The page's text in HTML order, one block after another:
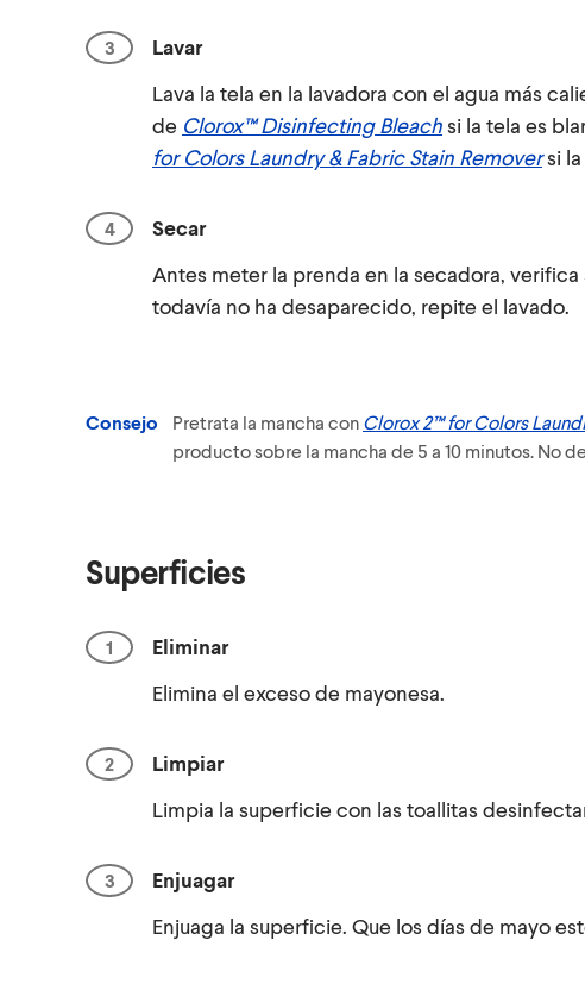
Lavar
Lava la tela en la lavadora con el agua más
de Clorox™ Disinfecting Bleachsi la tela es
for Colors Laundry & Fabric Stain Removersi la
Secar
Antes meter la prenda en la secadora,
todavía no ha desaparecido, repite el lavado.
Consejo Pretrata la mancha con Clorox 2™ for Colors
producto sobre la mancha de 5 a 10 minutos. No
Superficies
Eliminar
Elimina el exceso de mayonesa.
Limpiar
Limpia la superficie con las toallitas
Enjuagar
Enjuaga la superficie. Que los días de mayo